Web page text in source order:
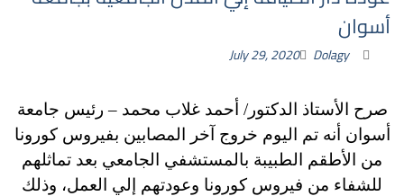
أسوان
July 29, 2020 Dolagy
صرح الأستاذ الدكتور/ أحمد غلاب محمد – رئيس جامعة
أسوان أنه تم اليوم خروج آخر المصابين بفيروس كورونا
من الأطقم الطبيبة بالمستشفي الجامعي بعد تماثلهم
للشفاء من فيروس كورونا وعودتهم إلي العمل، وذلك